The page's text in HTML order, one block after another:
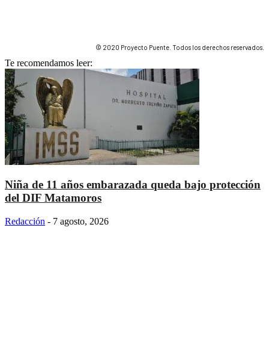
© 2020 Proyecto Puente. Todos los derechos reservados.
Te recomendamos leer:
Niña de 11 años embarazada queda bajo protección
del DIF Matamoros
Redacción - 7 agosto, 2026